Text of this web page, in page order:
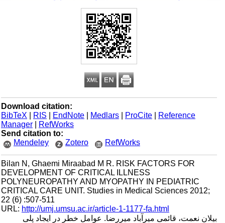
Download citation:
BibTeX
| RIS |EndNote |Medlars |ProCite |Reference
Manager
|RefWorks
Send citation to:
Mendeley
Zotero RefWorks
Bilan N, Ghaemi Miraabad M R. RISK FACTORS FOR
DEVELOPMENT OF CRITICAL ILLNESS
POLYNEUROPATHY AND MYOPATHY IN PEDIATRIC
CRITICAL CARE UNIT. Studies in Medical Sciences 2012;
22 (6) :507-511
URL:http://umj.umsu.ac.ir/article-1-1177-fa.html
بیلان نعمت، قائمی میرآباد میررضا. عوامل خطر در ایجاد پلی